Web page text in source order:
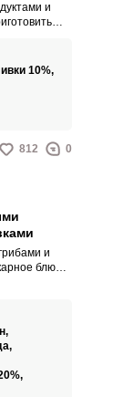
и
10%,
812 0
и
блюдо,
даже